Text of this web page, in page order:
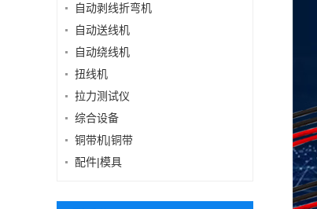
自动剥线折弯机
自动送线机
自动绕线机
扭线机
拉力测试仪
综合设备
铜带机|铜带
配件|模具